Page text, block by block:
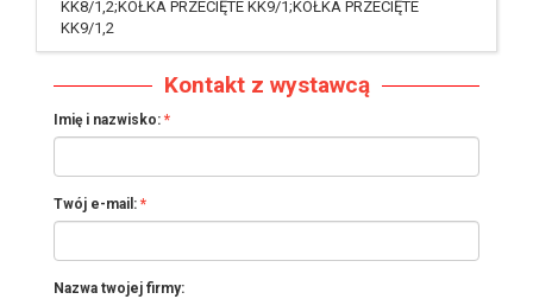
KK8/1,2;KÓŁKA PRZECIĘTE KK9/1;KÓŁKA PRZECIĘTE
KK9/1,2
Kontakt z wystawcą
Imię i nazwisko:
Twój e-mail:
Nazwa twojej firmy: